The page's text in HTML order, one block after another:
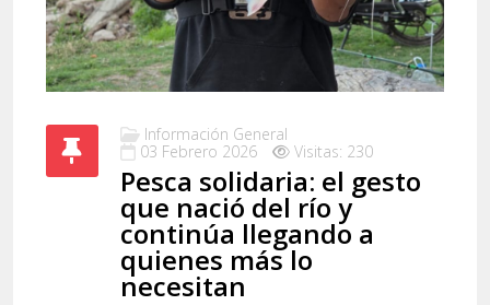
Información General
03 Febrero 2026
Visitas: 230
Pesca solidaria: el gesto
que nació del río y
continúa llegando a
quienes más lo
necesitan